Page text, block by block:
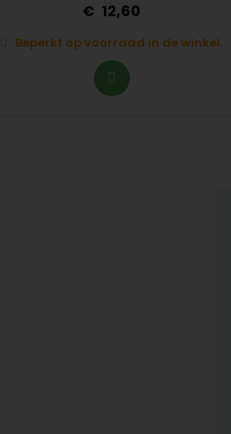
12,60
Beperkt op voorraad in de winkel.